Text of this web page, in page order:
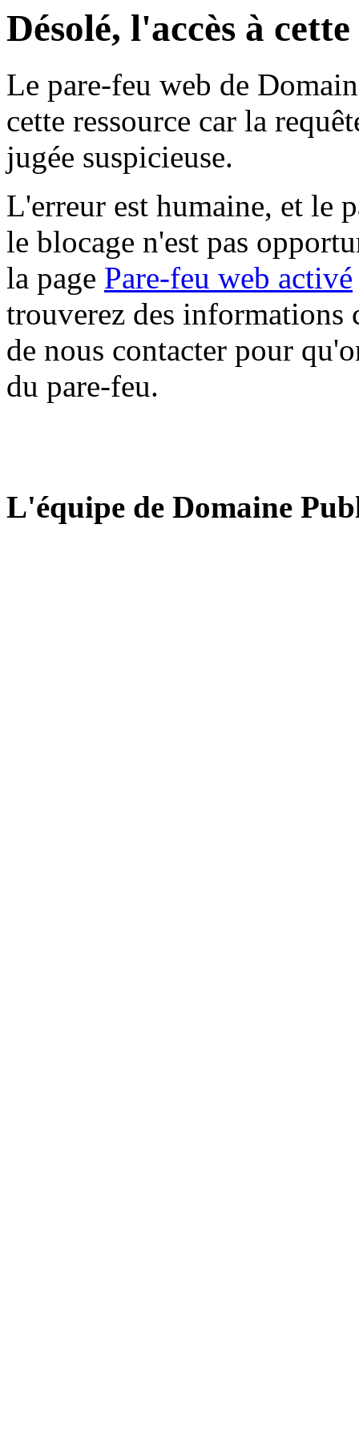
Désolé, l'accès à
Le pare-feu web de
cette ressource car la
jugée suspicieuse.
L'erreur est humaine, et le
le blocage n'est pas
la page Pare-feu web activé
trouverez des informations
de nous contacter pour
du pare-feu.
L'équipe de Domaine